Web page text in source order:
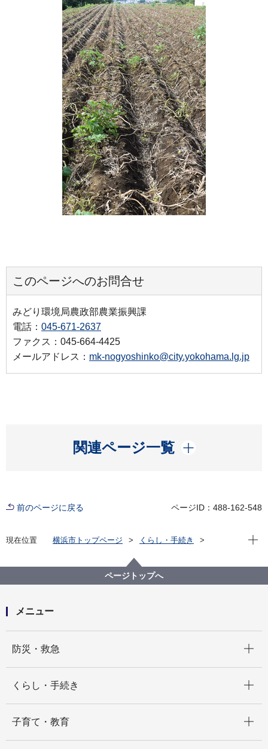
このページへのお問合せ
みどり環境局農政部農業振興課
電話： 045-671-2637
ファクス：045-664-4425
メールアドレス： mk-nogyoshinko@city.yokohama.lg.jp
関連ページ一覧
開く
前のページに戻る ページID：488-162-548
現在位置 横浜市トップページ
くらし・手続き
地産地消の取組「買う・味わう」
よこはまで作られる農畜産物
小久江ファーム 小久江 條治（保土ケ谷区仏向町）
現在
ページトップへ
メニュー
防災・救急
くらし・手続き
子育て・教育